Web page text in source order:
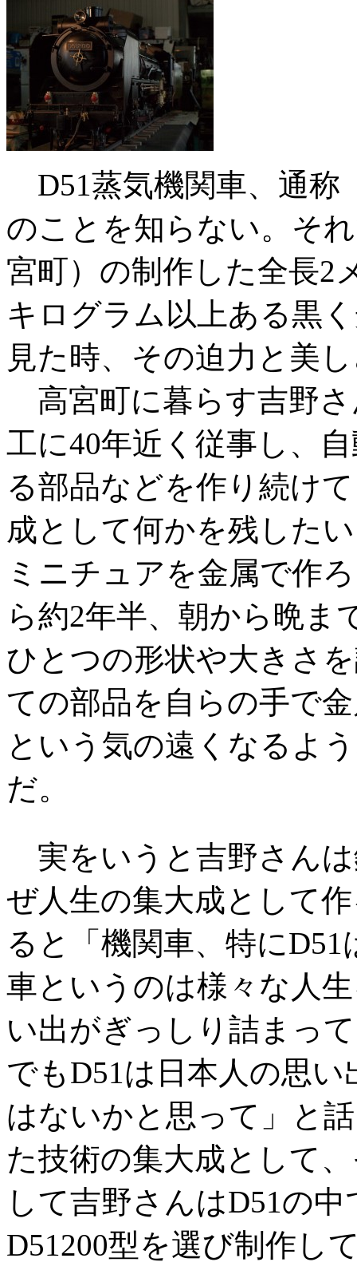
D51蒸気機関車、通称
のことを知らない。そ
宮町）の制作した全長2
キログラム以上ある黒
見た時、その迫力と美
高宮町に暮らす吉野さ
工に40年近く従事し、
る部品などを作り続け
成として何かを残した
ミニチュアを金属で作
ら約2年半、朝から晩ま
ひとつの形状や大きさ
ての部品を自らの手で
という気の遠くなるよ
だ。
実をいうと吉野さん
ぜ人生の集大成として
ると「機関車、特に
車というのは様々な人
い出がぎっしり詰まっ
でもD51は日本人の思
はないかと思って」と
た技術の集大成として
して吉野さんはD51の
D51200型を選び制作し